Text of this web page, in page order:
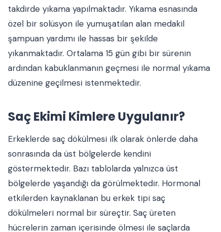
takdirde yıkama yapılmaktadır. Yıkama esnasında
özel bir solüsyon ile yumuşatılan alan medakil
şampuan yardımı ile hassas bir şekilde
yıkanmaktadır. Ortalama 15 gün gibi bir sürenin
ardından kabuklanmanın geçmesi ile normal yıkama
düzenine geçilmesi istenmektedir.
Saç Ekimi Kimlere Uygulanır?
Erkeklerde saç dökülmesi ilk olarak önlerde daha
sonrasında da üst bölgelerde kendini
göstermektedir. Bazı tablolarda yalnızca üst
bölgelerde yaşandığı da görülmektedir. Hormonal
etkilerden kaynaklanan bu erkek tipi saç
dökülmeleri normal bir süreçtir. Saç üreten
hücrelerin zaman içerisinde ölmesi ile saçlarda